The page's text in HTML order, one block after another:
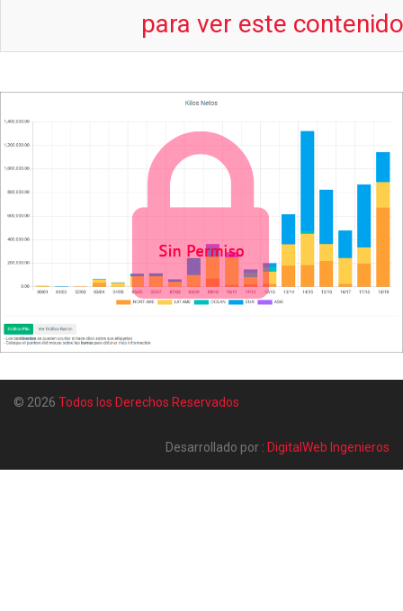
para ver este contenido
© 2026 Todos los Derechos Reservados
Desarrollado por : DigitalWeb Ingenieros